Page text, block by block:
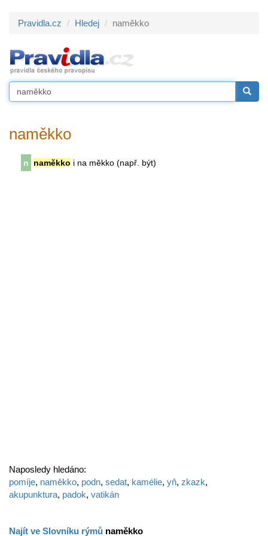
Pravidla.cz Hledej naměkko
naměkko
n naměkko i na měkko (např. být)
Naposledy hledáno:
pomíje, naměkko, podn, sedat, kamélie, yň, zkazk,
akupunktura, padok, vatikán
Najít ve Slovníku rýmů naměkko